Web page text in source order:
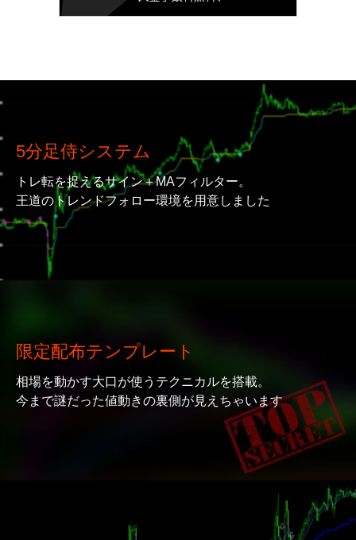
5分足侍システム
トレ転を捉えるサイン＋MAフィルター。
王道のトレンドフォロー環境を用意しました
限定配布テンプレート
相場を動かす大口が使うテクニカルを搭載。
今まで謎だった値動きの裏側が見えちゃいます